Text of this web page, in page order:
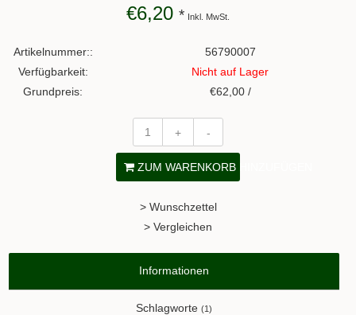
€6,20 * Inkl. MwSt.
Artikelnummer::
56790007
Verfügbarkeit:
Nicht auf Lager
Grundpreis:
€62,00 /
+ -
ZUM WARENKORB HINZUFÜGEN
> Wunschzettel
> Vergleichen
Informationen
Schlagworte (1)